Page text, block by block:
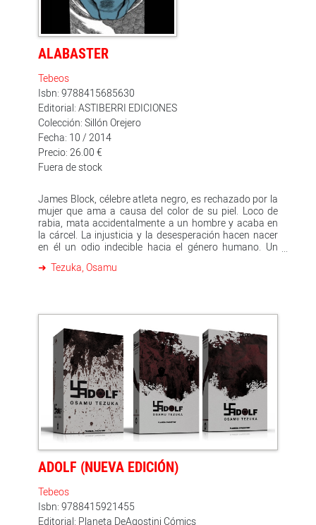
ALABASTER
Tebeos
Isbn: 9788415685630
Editorial: ASTIBERRI EDICIONES
Colección: Sillón Orejero
Fecha: 10 / 2014
Precio: 26.00 €
Fuera de stock
James Block, célebre atleta negro, es rechazado por la
mujer que ama a causa del color de su piel. Loco de
rabia, mata accidentalmente a un hombre y acaba en
la cárcel. La injusticia y la desesperación hacen nacer
en él un odio indecible hacia el género humano. Un
puede hacerle invisible, un invento que le permitirá
invisible. La serialización de Alabaster en la revista
Weekly Shonen Champion en 1970 y 1971 desató la
controversia entre los fans de Tezuka, sorprendidos de
que el creador del mundo optimista de Astroboy
hubiera realizado un manga rebosante de maldad y
desprovisto de héroes.
Tezuka, Osamu
ADOLF (NUEVA EDICIÓN)
Tebeos
Isbn: 9788415921455
Editorial: Planeta DeAgostini Cómics